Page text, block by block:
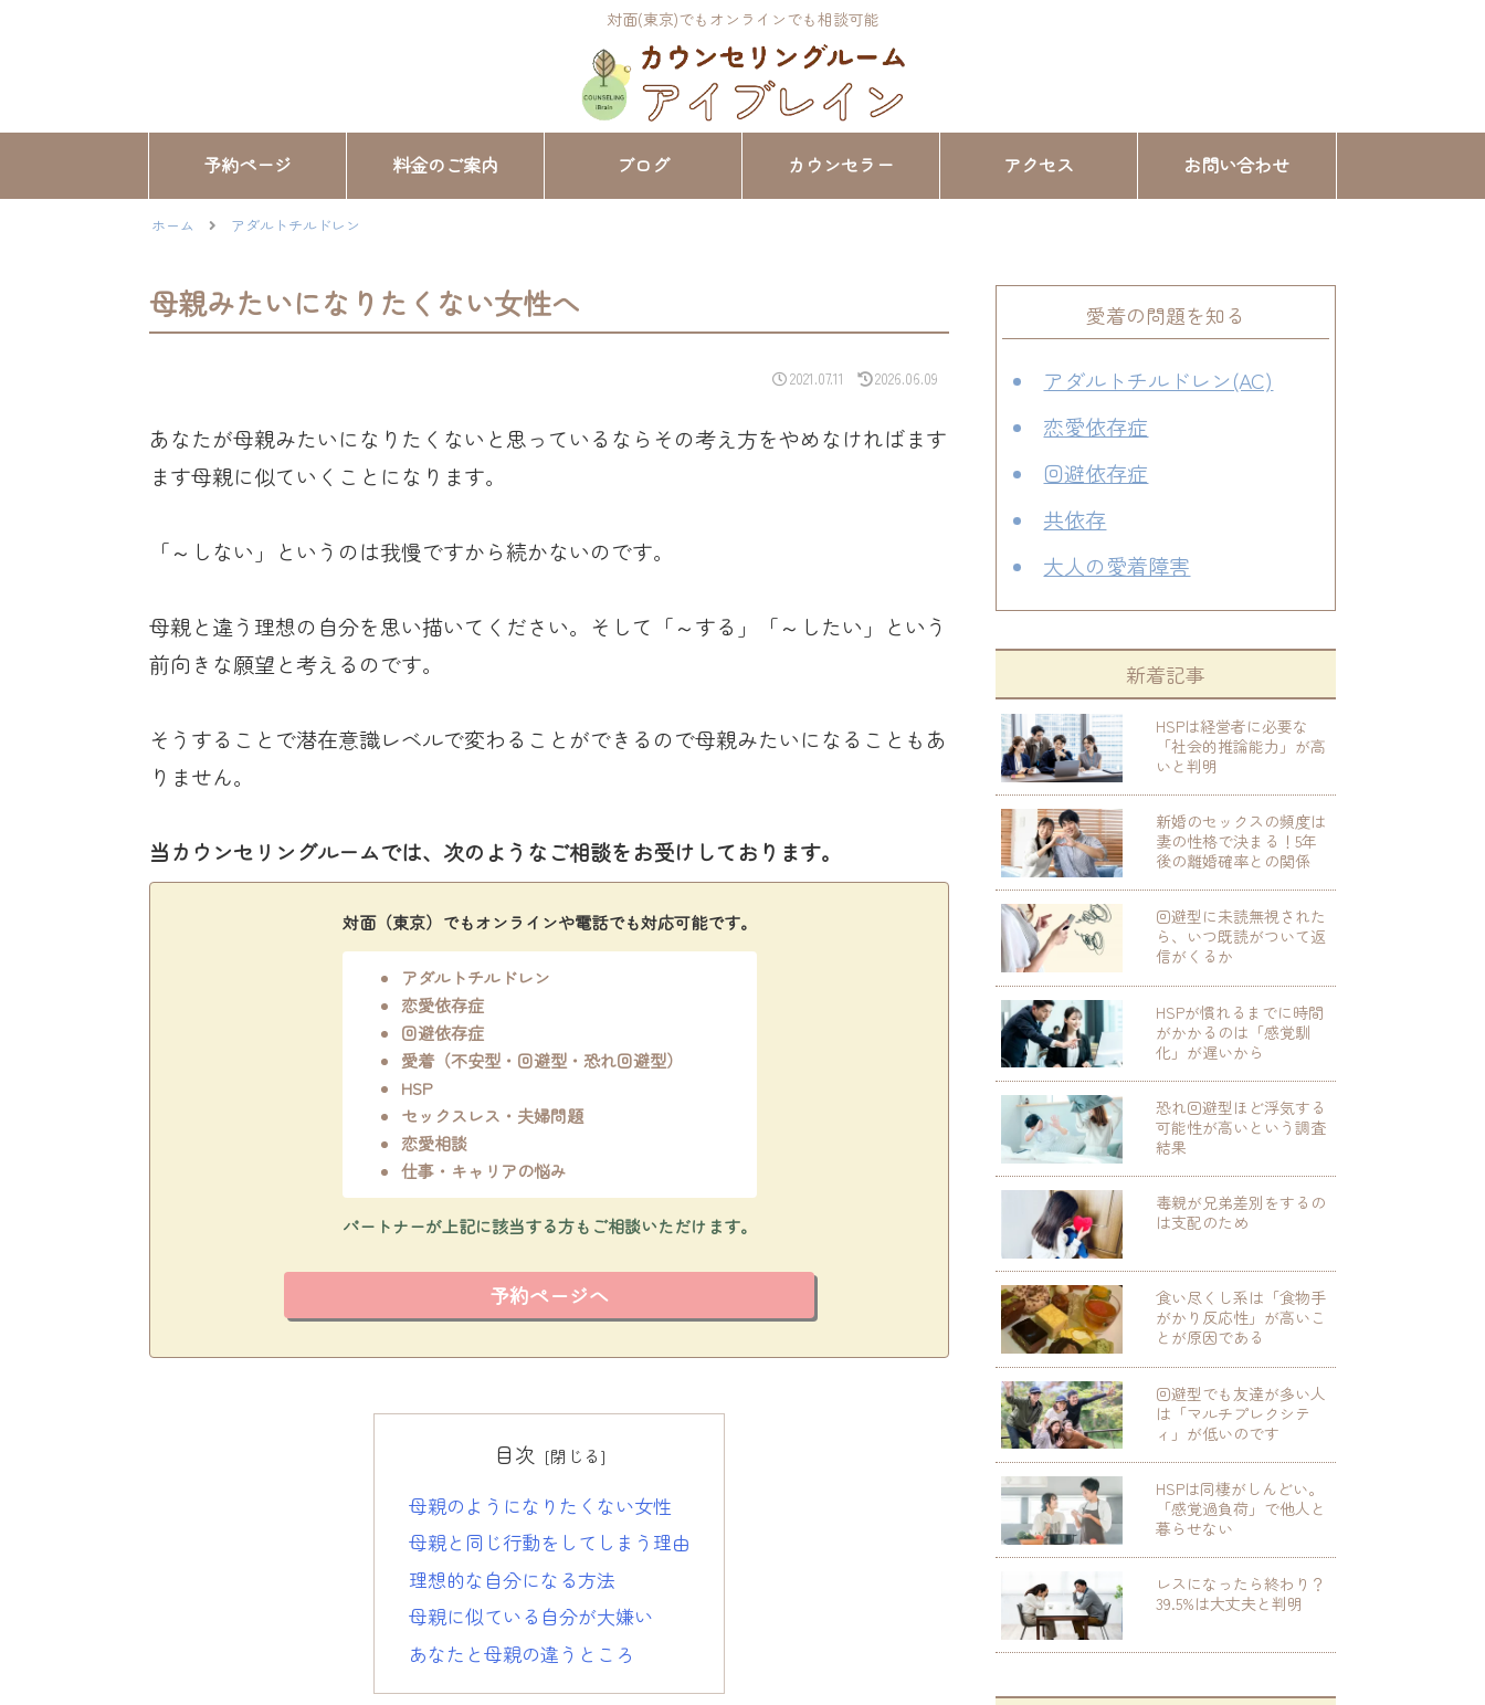
対面(東京)でもオンラインでも相談可能
予約ページ 料金のご案内 ブログ カウンセラー アクセス お問い合わせ
ホーム アダルトチルドレン
母親みたいになりたくない女性へ
2021.07.11 2026.06.09
あなたが母親みたいになりたくないと思っているならその考え方をやめなければます
ます母親に似ていくことになります。
「～しない」というのは我慢ですから続かないのです。
母親と違う理想の自分を思い描いてください。そして「～する」「～したい」という
前向きな願望と考えるのです。
そうすることで潜在意識レベルで変わることができるので母親みたいになることもあ
りません。
当カウンセリングルームでは、次のようなご相談をお受けしております。
対面（東京）でもオンラインや電話でも対応可能です。
アダルトチルドレン
恋愛依存症
回避依存症
愛着（不安型・回避型・恐れ回避型）
HSP
セックスレス・夫婦問題
恋愛相談
仕事・キャリアの悩み
パートナーが上記に該当する方もご相談いただけます。
予約ページへ
目次
母親のようになりたくない女性
母親と同じ行動をしてしまう理由
理想的な自分になる方法
母親に似ている自分が大嫌い
あなたと母親の違うところ
愛着の問題を知る
アダルトチルドレン(AC)
恋愛依存症
回避依存症
共依存
大人の愛着障害
新着記事
HSPは経営者に必要な
「社会的推論能力」が高
いと判明
新婚のセックスの頻度は
妻の性格で決まる！5年
後の離婚確率との関係
回避型に未読無視された
ら、いつ既読がついて返
信がくるか
HSPが慣れるまでに時間
がかかるのは「感覚馴
化」が遅いから
恐れ回避型ほど浮気する
可能性が高いという調査
結果
毒親が兄弟差別をするの
は支配のため
食い尽くし系は「食物手
がかり反応性」が高いこ
とが原因である
回避型でも友達が多い人
は「マルチプレクシテ
ィ」が低いのです
HSPは同棲がしんどい。
「感覚過負荷」で他人と
暮らせない
レスになったら終わり？
39.5%は大丈夫と判明